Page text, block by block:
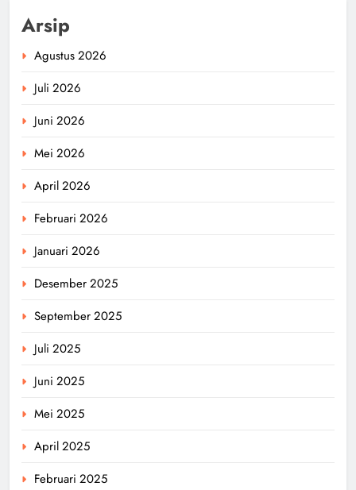
Arsip
Agustus 2026
Juli 2026
Juni 2026
Mei 2026
April 2026
Februari 2026
Januari 2026
Desember 2025
September 2025
Juli 2025
Juni 2025
Mei 2025
April 2025
Februari 2025